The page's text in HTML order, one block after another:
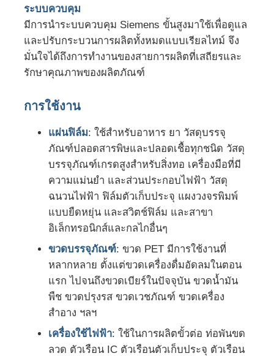
ระบบควบคุม
มีการนำระบบควบคุม Siemens ขั้นสูงมาใช้เพื่อดูแล
และปรับกระบวนการผลิตทั้งหมดแบบเรียลไทม์ จึง
มั่นใจได้ถึงการทำงานของสายการผลิตที่เสถียรและ
รักษาคุณภาพของผลิตภัณฑ์
การใช้งาน
แผ่นฟิล์ม: ใช้สำหรับอาหาร ยา วัสดุบรรจุ
ภัณฑ์ปลอดสารพิษและปลอดเชื้อทุกชนิด วัสดุ
บรรจุภัณฑ์เกรดสูงสำหรับสิ่งทอ เครื่องมือที่มี
ความแม่นยำ และส่วนประกอบไฟฟ้า วัสดุ
ฉนวนไฟฟ้า ฟิล์มตัวเก็บประจุ แผงวงจรพิมพ์
แบบยืดหยุ่น และสวิตช์ฟิล์ม และสาขา
อิเล็กทรอนิกส์และกลไกอื่นๆ
ขวดบรรจุภัณฑ์: ขวด PET มีการใช้งานที่
หลากหลาย ตั้งแต่ขวดเครื่องดื่มอัดลมในตอน
แรก ไปจนถึงขวดเบียร์ในปัจจุบัน ขวดน้ำมัน
พืช ขวดปรุงรส ขวดเวชภัณฑ์ ขวดเครื่อง
สำอาง ฯลฯ
เครื่องใช้ไฟฟ้า: ใช้ในการผลิตขั้วต่อ ท่อพันขด
ลวด ตัวเรือน IC ตัวเรือนตัวเก็บประจุ ตัวเรือน